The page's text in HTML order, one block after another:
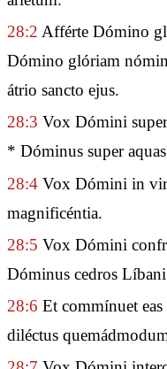
28:2 Afférte Dómino
Dómino glóriam
átrio sancto ejus.
28:3 Vox Dómini
* Dóminus super
28:4 Vox Dómini in
magnificéntia.
28:5 Vox Dómini
Dóminus cedros
28:6 Et commínuet
diléctus